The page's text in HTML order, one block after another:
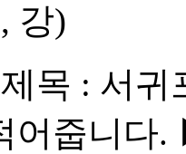
강)
목 :​ 서귀
어줍니다